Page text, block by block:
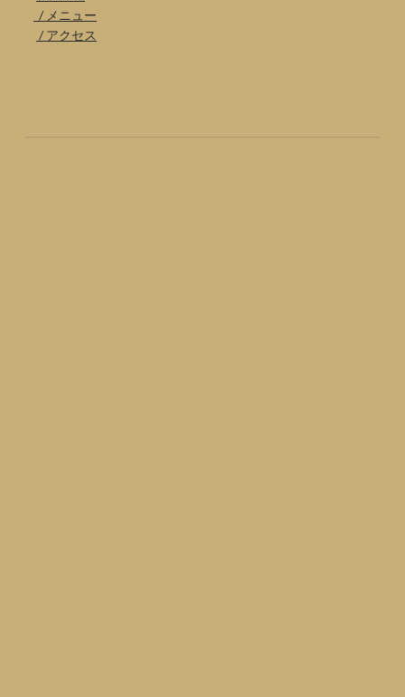
/ メニュー
/ アクセス